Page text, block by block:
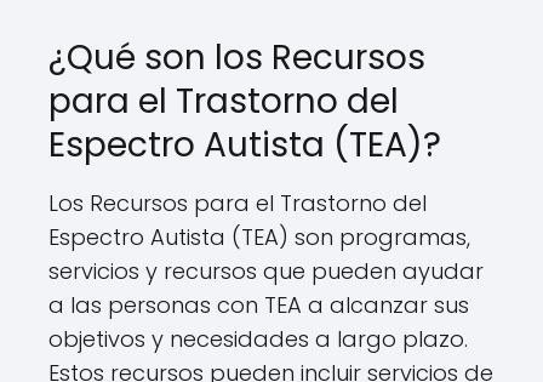
¿Qué son los Recursos
para el Trastorno del
Espectro Autista (TEA)?
Los Recursos para el Trastorno del
Espectro Autista (TEA) son programas,
servicios y recursos que pueden ayudar
a las personas con TEA a alcanzar sus
objetivos y necesidades a largo plazo.
Estos recursos pueden incluir servicios de